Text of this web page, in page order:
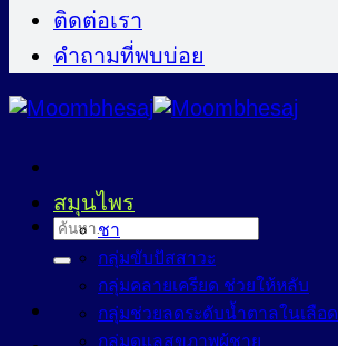
ติดต่อเรา
คำถามที่พบบ่อย
ค้นหา:
สมุนไพร
ชา
กลุ่มขับปัสสาวะ
กลุ่มคลายเครียด ช่วยให้หลับ
กลุ่มช่วยลดระดับน้ำตาลในเลือด
กลุ่มดูแลสุขภาพผู้ชาย